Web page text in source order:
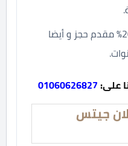
طرق الدفع والتقسيط : 20% مقدم حجز و أيضا
على:01060626827
جيتس